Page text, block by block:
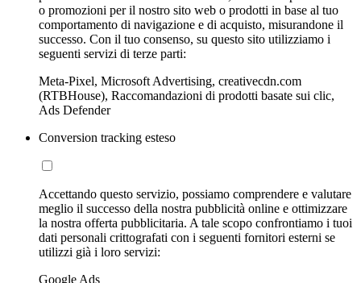
o promozioni per il nostro sito web o prodotti in base al tuo
comportamento di navigazione e di acquisto, misurandone il
successo. Con il tuo consenso, su questo sito utilizziamo i
seguenti servizi di terze parti:
Meta-Pixel, Microsoft Advertising, creativecdn.com
(RTBHouse), Raccomandazioni di prodotti basate sui clic,
Ads Defender
Conversion tracking esteso
Accettando questo servizio, possiamo comprendere e valutare
meglio il successo della nostra pubblicità online e ottimizzare
la nostra offerta pubblicitaria. A tale scopo confrontiamo i tuoi
dati personali crittografati con i seguenti fornitori esterni se
utilizzi già i loro servizi:
Google Ads